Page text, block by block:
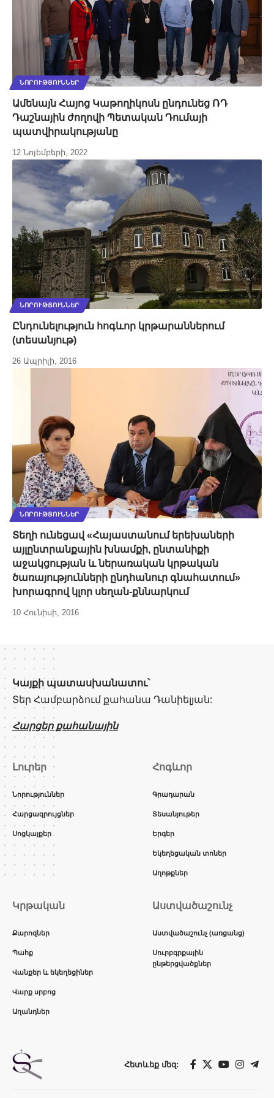
ՆՈՐՈՒԹՅՈՒՆՆԵՐ
Ամենայն Հայոց Կաթողիկոսն ընդունեց ՌԴ
Դաշնային ժողովի Պետական Դումայի
պատվիրակությանը
12 Նոյեմբերի, 2022
ՆՈՐՈՒԹՅՈՒՆՆԵՐ
Ընդունելություն հոգևոր կրթարաններում
(տեսանյութ)
26 Ապրիլի, 2016
ՆՈՐՈՒԹՅՈՒՆՆԵՐ
Տեղի ունեցավ «Հայաստանում երեխաների
այլընտրանքային խնամքի, ընտանիքի
աջակցության և ներառական կրթական
ծառայությունների ընդհանուր գնահատում»
խորագրով կլոր սեղան-քննարկում
10 Հունիսի, 2016
Կայքի պատասխանատու՝
Տեր Համբարձում քահանա Դանիելյան:
Հարցեր քահանային
Լուրեր
Նորություններ
Հարցազրույցներ
Սոցկայքեր
Հոգևոր
Գրադարան
Տեսանյութեր
Երգեր
Եկեղեցական տոներ
Աղոթքներ
Կրթական
Քարոզներ
Պահք
Վանքեր և եկեղեցիներ
Վարք սրբոց
Աղանդներ
Աստվածաշունչ
Աստվածաշունչ (առցանց)
Սուրբգրքային
ընթերցվածքներ
Հետևեք մեզ: